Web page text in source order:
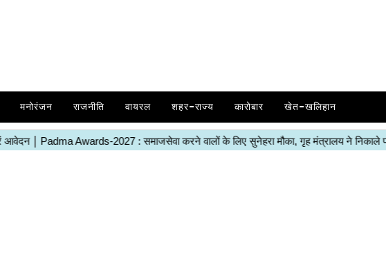
मनोरंजन राजनीति वायरल शहर-राज्य कारोबार खेत-खलिहान